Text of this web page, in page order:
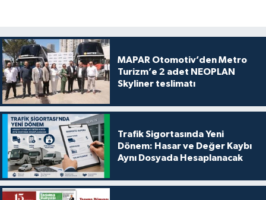
MAPAR Otomotiv’den Metro
Turizm’e 2 adet NEOPLAN
Skyliner teslimatı
Trafik Sigortasında Yeni
Dönem: Hasar ve Değer Kaybı
Aynı Dosyada Hesaplanacak